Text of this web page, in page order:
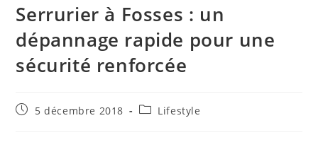
Serrurier à Fosses : un
dépannage rapide pour une
sécurité renforcée
Publication
5 décembre 2018
PostLifestyle